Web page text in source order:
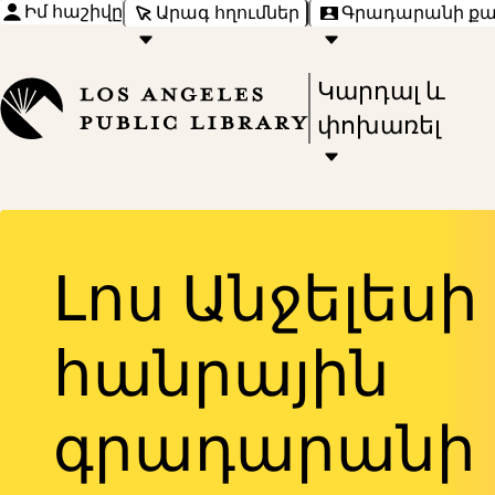
Իմ հաշիվը Արագ հղումներ Գրադարանի
Press
Enter
to
submenu,
down
arrow
to
access
the
items
Կարդալ և
փոխառել
Լոս Անջելեսի
հանրային
գրադարանի